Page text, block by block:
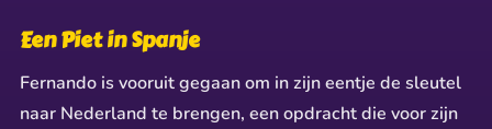
Een Piet in Spanje
Fernando is vooruit gegaan om in zijn eentje de sleutel
naar Nederland te brengen, een opdracht die voor zijn